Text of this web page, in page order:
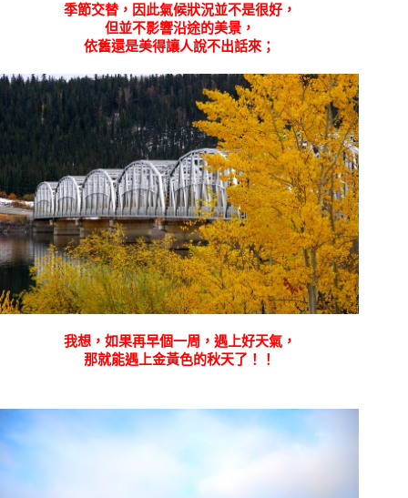
季節交替，因此氣候狀況並不是很好，
但並不影響沿途的美景，
依舊還是美得讓人說不出話來；
我想，如果再早個一周，遇上好天氣，
那就能遇上金黃色的秋天了！！